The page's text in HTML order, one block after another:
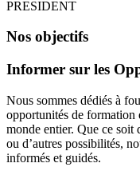
PRESIDENT
Nos objectifs
Informer sur les
Nous sommes dédiés à
opportunités de formation
monde entier. Que ce soit
ou d’autres possibilités,
informés et guidés.